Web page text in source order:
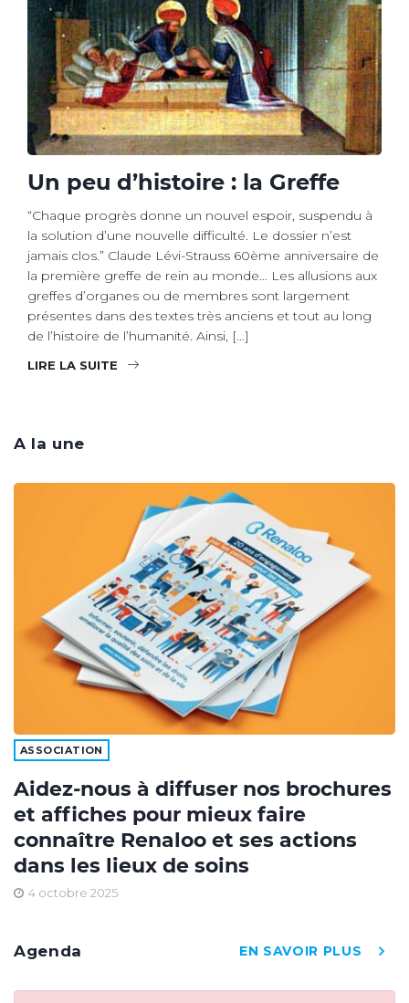
Un peu d’histoire : la Greffe
“Chaque progrès donne un nouvel espoir, suspendu à
la solution d’une nouvelle difficulté. Le dossier n’est
jamais clos.” Claude Lévi-Strauss 60ème anniversaire de
la première greffe de rein au monde… Les allusions aux
greffes d’organes ou de membres sont largement
présentes dans des textes très anciens et tout au long
de l’histoire de l’humanité. Ainsi, […]
LIRE LA SUITE
A la une
ASSOCIATION
Aidez-nous à diffuser nos brochures
et affiches pour mieux faire
connaître Renaloo et ses actions
dans les lieux de soins
4 octobre 2025
Agenda EN SAVOIR PLUS